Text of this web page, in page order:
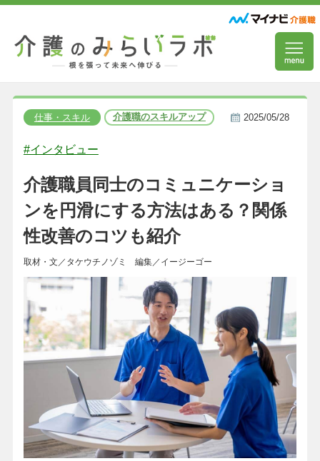
仕事・スキル 介護職のスキルアップ 2025/05/28
#インタビュー
介護職員同士のコミュニケーショ
ンを円滑にする方法はある？関係
性改善のコツも紹介
取材・文／タケウチノゾミ 編集／イージーゴー